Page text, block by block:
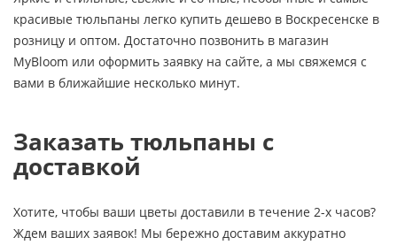
красивые тюльпаны легко купить дешево в Воскресенске в
розницу и оптом. Достаточно позвонить в магазин
MyBloom или оформить заявку на сайте, а мы свяжемся с
вами в ближайшие несколько минут.
Заказать тюльпаны с
доставкой
Хотите, чтобы ваши цветы доставили в течение 2-х часов?
Ждем ваших заявок! Мы бережно доставим аккуратно